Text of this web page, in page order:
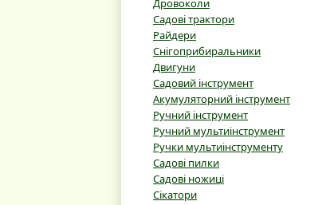
Дровоколи
Садові трактори
Райдери
Снігоприбиральники
Двигуни
Садовий інструмент
Акумуляторний інструмент
Ручний інструмент
Ручний мультиінструмент
Ручки мультиінструменту
Садові пилки
Садові ножиці
Сікатори